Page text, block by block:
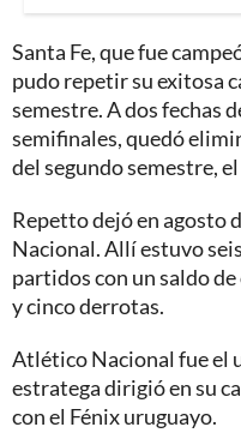
Santa Fe, que fue
pudo repetir su exitosa
semestre. A dos fechas
semifinales, quedó
del segundo semestre,
Repetto dejó en agosto
Nacional. Allí estuvo
partidos con un saldo
y cinco derrotas.
Atlético Nacional fue el
estratega dirigió en su
con el Fénix uruguayo.